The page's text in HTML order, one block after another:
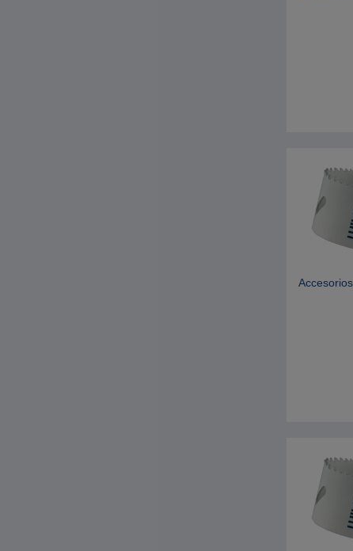
Accesorios